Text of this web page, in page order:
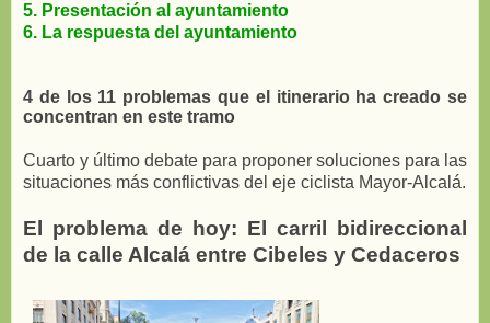
5. Presentación al ayuntamiento
6. La respuesta del ayuntamiento
4 de los 11 problemas que el itinerario ha creado se
concentran en este tramo
Cuarto y último debate para proponer soluciones para las
situaciones más conflictivas del eje ciclista Mayor-Alcalá.
El problema de hoy: El carril bidireccional
de la calle Alcalá entre Cibeles y Cedaceros